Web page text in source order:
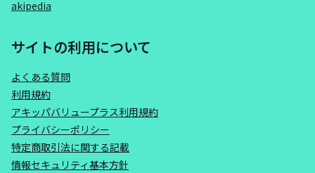
akipedia
サイトの利用について
よくある質問
利用規約
アキッパバリュープラス利用規約
プライバシーポリシー
特定商取引法に関する記載
情報セキュリティ基本方針